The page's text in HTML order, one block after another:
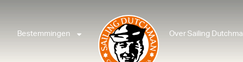
Bestemmingen Over Sailing